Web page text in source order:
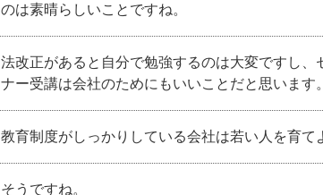
のは素晴らしいことですね。
法改正があると自分で勉強するのは大変ですし
ナー受講は会社のためにもいいことだと思います。
教育制度がしっかりしている会社は若い人を育て
そうですね。